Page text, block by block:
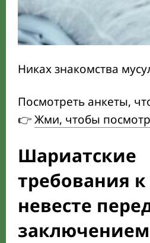
Никах знакомства
Посмотреть анкеты,
👉Жми, чтобы
Шариатские
требования
невесте